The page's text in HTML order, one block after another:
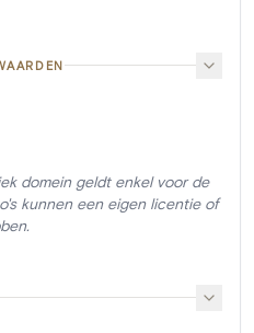
domein geldt enkel voor de
kunnen een eigen licentie of